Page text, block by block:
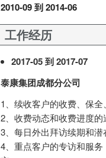
2010-09 到 2014-06
工作经历
2017-05 到 2017-07
泰康集团成都分公司
1、续收客户的收费、保全
2、收费动态和收费进度的
3、每日外出拜访续期和
4、重点客户的专访和服